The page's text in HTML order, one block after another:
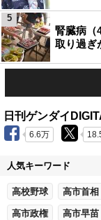
腎臓病（
取り過ぎ
5
日刊ゲンダイ
6.6万
人気キーワード
高校野球 高市首相
高市政権 高市早苗